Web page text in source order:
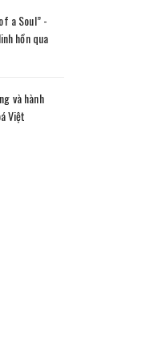
a Soul” -
hồn qua
và hành
Việt